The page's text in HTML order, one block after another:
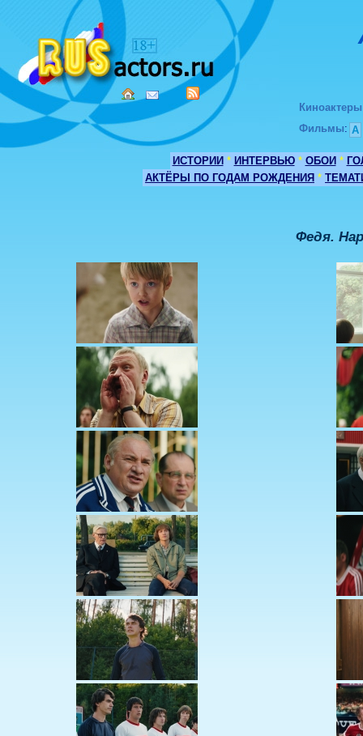
Киноактеры
Фильмы: А
ИСТОРИИ * ИНТЕРВЬЮ * ОБОИ *
АКТЁРЫ ПО ГОДАМ РОЖДЕНИЯ *
Федя.